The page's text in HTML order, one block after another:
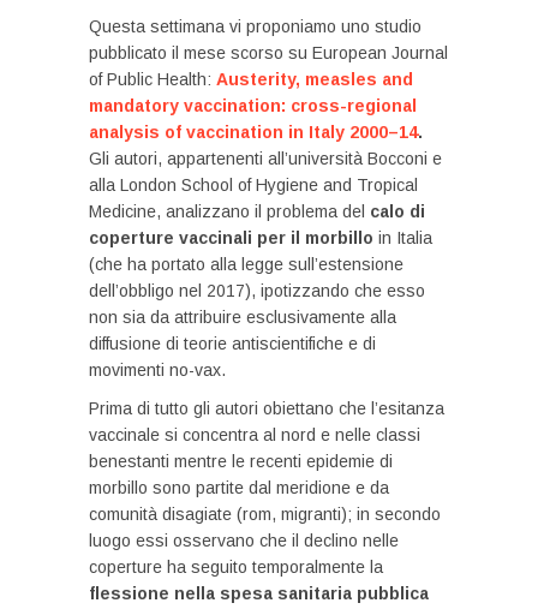
Questa settimana vi proponiamo uno studio
pubblicato il mese scorso su European Journal
of Public Health: Austerity, measles and
mandatory vaccination: cross-regional
analysis of vaccination in Italy 2000–14.
Gli autori, appartenenti all’università Bocconi e
alla London School of Hygiene and Tropical
Medicine, analizzano il problema del calo di
coperture vaccinali per il morbillo in Italia
(che ha portato alla legge sull’estensione
dell’obbligo nel 2017), ipotizzando che esso
non sia da attribuire esclusivamente alla
diffusione di teorie antiscientifiche e di
movimenti no-vax.
Prima di tutto gli autori obiettano che l’esitanza
vaccinale si concentra al nord e nelle classi
benestanti mentre le recenti epidemie di
morbillo sono partite dal meridione e da
comunità disagiate (rom, migranti); in secondo
luogo essi osservano che il declino nelle
coperture ha seguito temporalmente la
flessione nella spesa sanitaria pubblica